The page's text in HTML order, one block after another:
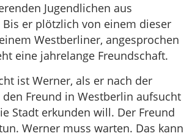
Jugendlichen aus
er plötzlich von einem dieser
Westberliner, angesprochen
eine jahrelange Freundschaft.
ist Werner, als er nach der
Freund in Westberlin aufsucht
Stadt erkunden will. Der Freund
Werner muss warten. Das kann